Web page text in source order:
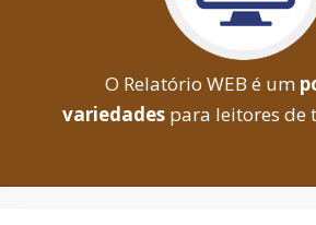
O Relatório WEB é um
variedades para leitores de